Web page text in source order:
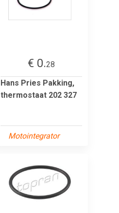
€ 0.28
Hans Pries Pakking,
thermostaat 202 327
Motointegrator